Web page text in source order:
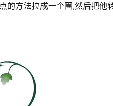
的方法拉成一个圈,然后把他